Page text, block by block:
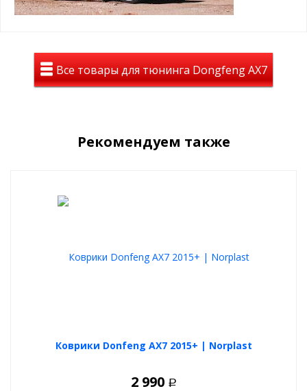
Все товары для тюнинга Dongfeng AX7
Рекомендуем также
Коврики Donfeng AX7 2015+ | Norplast
2 990 Р